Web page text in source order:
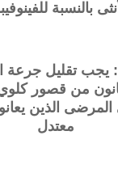
بالنسبة
يجب تقليل جرعة
من قصور كلوي
المرضى الذين
معتدل